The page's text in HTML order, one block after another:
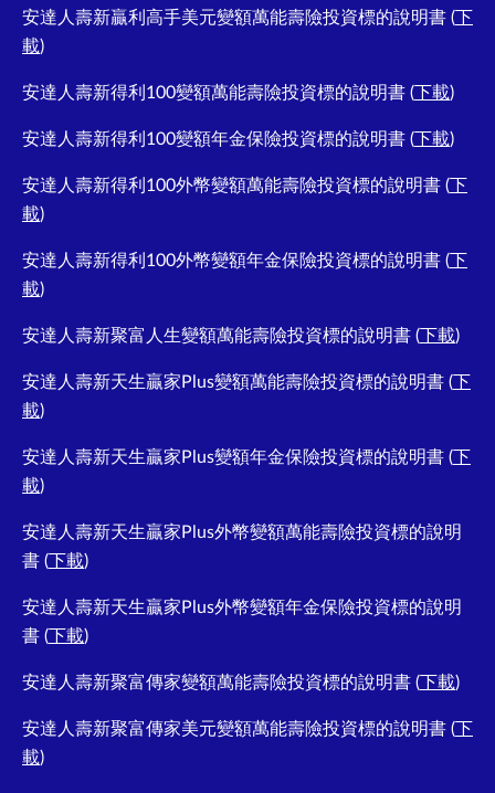
安達人壽新贏利高手美元變額萬能壽險投資標的說明書 ( 下
載)
安達人壽新得利100變額萬能壽險投資標的說明書 ( 下載)
安達人壽新得利100變額年金保險投資標的說明書 ( 下載)
安達人壽新得利100外幣變額萬能壽險投資標的說明書 ( 下
載)
安達人壽新得利100外幣變額年金保險投資標的說明書 ( 下
載)
安達人壽新聚富人生變額萬能壽險投資標的說明書 ( 下載)
安達人壽新天生贏家Plus變額萬能壽險投資標的說明書 ( 下
載)
安達人壽新天生贏家Plus變額年金保險投資標的說明書 ( 下
載)
安達人壽新天生贏家Plus外幣變額萬能壽險投資標的說明
書 ( 下載)
安達人壽新天生贏家Plus外幣變額年金保險投資標的說明
書 ( 下載)
安達人壽新聚富傳家變額萬能壽險投資標的說明書 ( 下載)
安達人壽新聚富傳家美元變額萬能壽險投資標的說明書 ( 下
載)